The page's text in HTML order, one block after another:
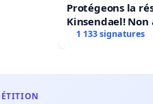
Protégeons la
Kinsendael!
Centre sportif Le
1 133 signatures